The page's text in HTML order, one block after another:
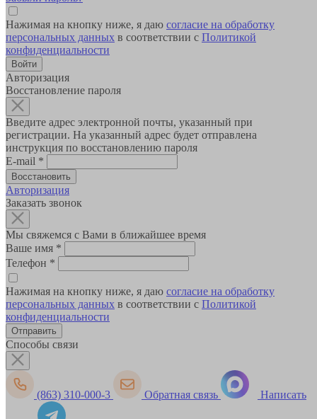
Нажимая на кнопку ниже, я даю согласие на обработку
персональных данных в соответствии с Политикой
конфиденциальности
Авторизация
Восстановление пароля
Введите адрес электронной почты, указанный при
регистрации. На указанный адрес будет отправлена
инструкция по восстановлению пароля
E-mail *
Авторизация
Заказать звонок
Мы свяжемся с Вами в ближайшее время
Ваше имя *
Телефон *
Нажимая на кнопку ниже, я даю согласие на обработку
персональных данных в соответствии с Политикой
конфиденциальности
Способы связи
(863) 310-000-3 Обратная связь Написать